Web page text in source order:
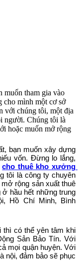
muốn tham gia vào
cho mình một cơ sở
với chúng tôi, một địa
người. Chúng tôi là
hoặc muốn mở rộng
bạn muốn xây dựng
vốn. Đừng lo lắng,
cho thuê kho xưởng
tôi là công ty chuyên
rộng sản xuất thuê
hầu hết những trung
Hồ Chí Minh, Bình
thì có thể yên tâm khi
Sản Bảo Tín. Với
mọi quận huyện. Với
nội, đảm bảo sẽ phục